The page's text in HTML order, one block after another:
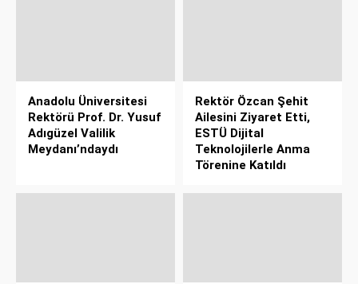
Anadolu Üniversitesi
Rektörü Prof. Dr. Yusuf
Adıgüzel Valilik
Meydanı’ndaydı
Rektör Özcan Şehit
Ailesini Ziyaret Etti,
ESTÜ Dijital
Teknolojilerle Anma
Törenine Katıldı